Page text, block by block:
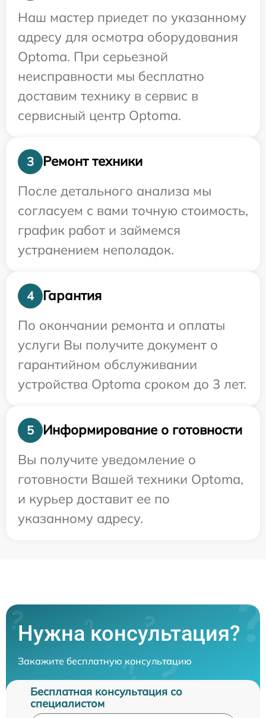
Наш мастер приедет по указанному
адресу для осмотра оборудования
Optoma. При серьезной
неисправности мы бесплатно
доставим технику в сервис в
сервисный центр Optoma.
3
Ремонт техники
После детального анализа мы
согласуем с вами точную стоимость,
график работ и займемся
устранением неполадок.
4
Гарантия
По окончании ремонта и оплаты
услуги Вы получите документ о
гарантийном обслуживании
устройства Optoma сроком до 3 лет.
5
Информирование о готовности
Вы получите уведомление о
готовности Вашей техники Optoma,
и курьер доставит ее по
указанному адресу.
Нужна консультация?
Закажите бесплатную консультацию
Бесплатная консультация со
специалистом